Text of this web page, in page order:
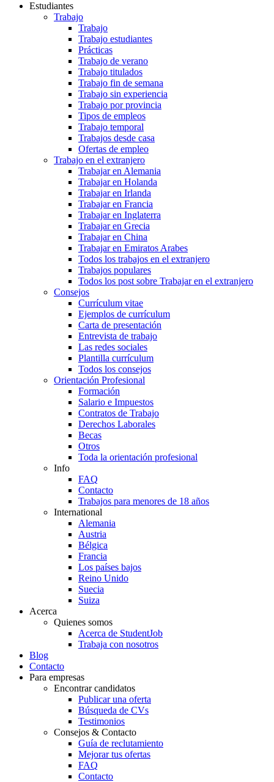
Estudiantes
Trabajo
Trabajo
Trabajo estudiantes
Prácticas
Trabajo de verano
Trabajo titulados
Trabajo fin de semana
Trabajo sin experiencia
Trabajo por provincia
Tipos de empleos
Trabajo temporal
Trabajos desde casa
Ofertas de empleo
Trabajo en el extranjero
Trabajar en Alemania
Trabajar en Holanda
Trabajar en Irlanda
Trabajar en Francia
Trabajar en Inglaterra
Trabajar en Grecia
Trabajar en China
Trabajar en Emiratos Arabes
Todos los trabajos en el extranjero
Trabajos populares
Todos los post sobre Trabajar en el extranjero
Consejos
Currículum vitae
Ejemplos de currículum
Carta de presentación
Entrevista de trabajo
Las redes sociales
Plantilla currículum
Todos los consejos
Orientación Profesional
Formación
Salario e Impuestos
Contratos de Trabajo
Derechos Laborales
Becas
Otros
Toda la orientación profesional
Info
FAQ
Contacto
Trabajos para menores de 18 años
International
Alemania
Austria
Bélgica
Francia
Los países bajos
Reino Unido
Suecia
Suiza
Acerca
Quienes somos
Acerca de StudentJob
Trabaja con nosotros
Blog
Contacto
Para empresas
Encontrar candidatos
Publicar una oferta
Búsqueda de CVs
Testimonios
Consejos & Contacto
Guía de reclutamiento
Mejorar tus ofertas
FAQ
Contacto